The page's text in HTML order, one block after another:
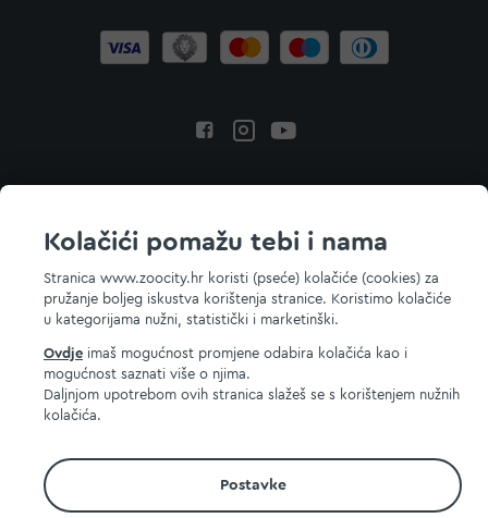
Kolačići pomažu tebi i nama
Stranica www.zoocity.hr koristi (pseće) kolačiće (cookies) za
pružanje boljeg iskustva korištenja stranice. Koristimo kolačiće
u kategorijama nužni, statistički i marketinški.
Ovdje imaš mogućnost promjene odabira kolačića kao i
mogućnost saznati više o njima.
Daljnjom upotrebom ovih stranica slažeš se s korištenjem nužnih
kolačića.
Postavke
© 2026 ZOOCITY. Sva prava zadržana.